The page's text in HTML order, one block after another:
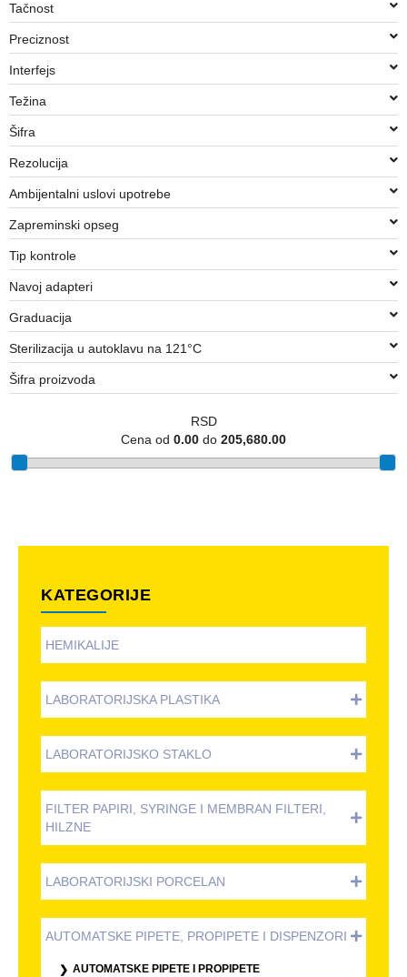
Tačnost
Preciznost
Interfejs
Težina
Šifra
Rezolucija
Ambijentalni uslovi upotrebe
Zapreminski opseg
Tip kontrole
Navoj adapteri
Graduacija
Sterilizacija u autoklavu na 121°C
Šifra proizvoda
RSD
Cena od 0.00 do 205,680.00
KATEGORIJE
HEMIKALIJE
LABORATORIJSKA PLASTIKA
LABORATORIJSKO STAKLO
FILTER PAPIRI, SYRINGE I MEMBRAN FILTERI,
HILZNE
LABORATORIJSKI PORCELAN
AUTOMATSKE PIPETE, PROPIPETE I DISPENZORI
AUTOMATSKE PIPETE I PROPIPETE